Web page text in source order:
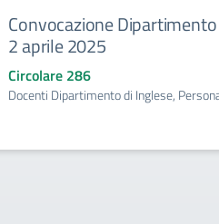
Convocazione
2 aprile 2025
Circolare 286
Docenti Dipartimento di Inglese,